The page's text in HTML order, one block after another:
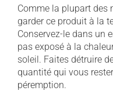
Comme la plupart des
garder ce produit à la
Conservez-le dans un
pas exposé à la
soleil. Faites détruire
quantité qui vous
péremption.